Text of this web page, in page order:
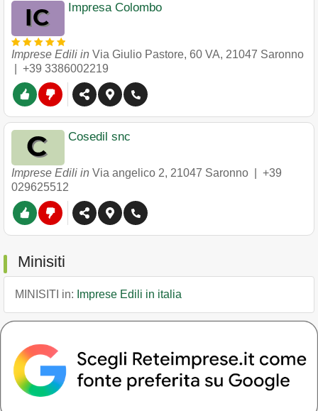
Impresa Colombo
Imprese Edili in Via Giulio Pastore, 60 VA, 21047 Saronno
+39 3386002219
Cosedil snc
Imprese Edili in Via angelico 2, 21047 Saronno
+39
029625512
Minisiti
MINISITI in: Imprese Edili in italia